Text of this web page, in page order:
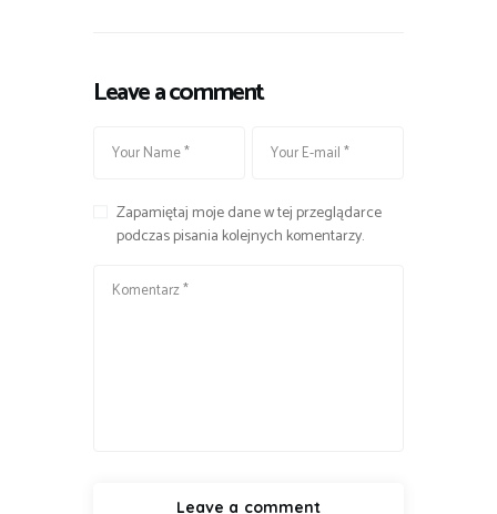
Leave a comment
Zapamiętaj moje dane w tej przeglądarce
podczas pisania kolejnych komentarzy.